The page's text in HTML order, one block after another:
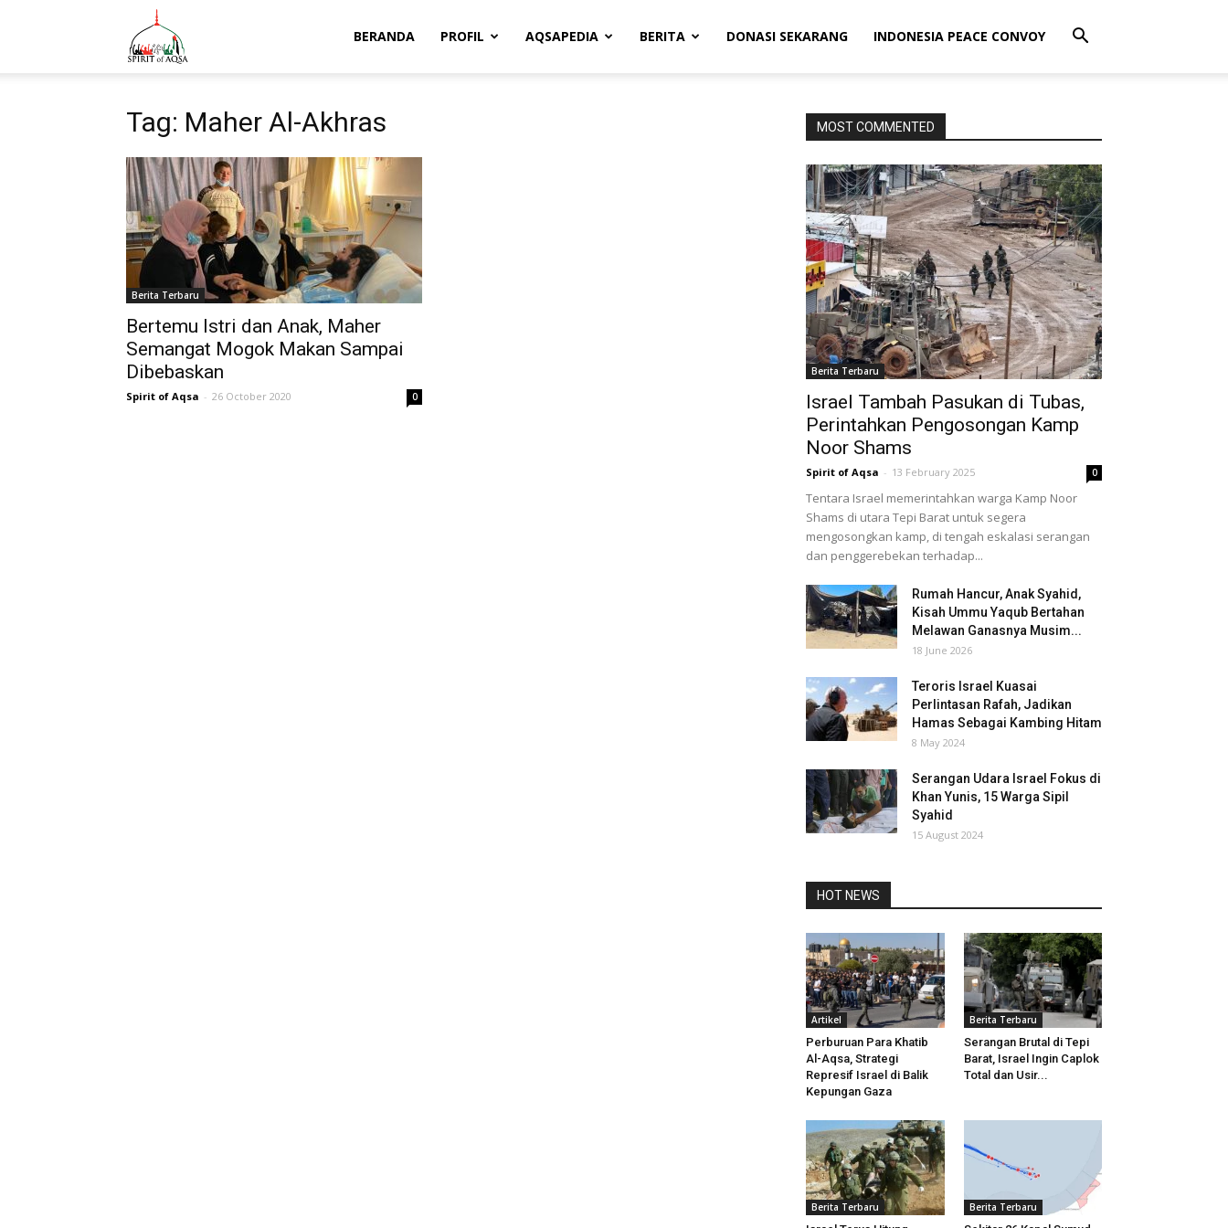
of
Aqsa
BERANDA PROFIL AQSAPEDIA BERITA DONASI SEKARANG INDONESIA PEACE CONVOY
Tag: Maher Al-Akhras
Berita Terbaru
Bertemu Istri dan Anak, Maher
Semangat Mogok Makan Sampai
Dibebaskan
Spirit of Aqsa - 26 October 2020 0
MOST COMMENTED
Berita Terbaru
Israel Tambah Pasukan di Tubas,
Perintahkan Pengosongan Kamp
Noor Shams
Spirit of Aqsa - 13 February 2025 0
Tentara Israel memerintahkan warga Kamp Noor
Shams di utara Tepi Barat untuk segera
mengosongkan kamp, di tengah eskalasi serangan
dan penggerebekan terhadap...
Rumah Hancur, Anak Syahid,
Kisah Ummu Yaqub Bertahan
Melawan Ganasnya Musim...
18 June 2026
Teroris Israel Kuasai
Perlintasan Rafah, Jadikan
Hamas Sebagai Kambing Hitam
8 May 2024
Serangan Udara Israel Fokus di
Khan Yunis, 15 Warga Sipil
Syahid
15 August 2024
HOT NEWS
Artikel
Perburuan Para Khatib
Al-Aqsa, Strategi
Represif Israel di Balik
Kepungan Gaza
Berita Terbaru
Serangan Brutal di Tepi
Barat, Israel Ingin Caplok
Total dan Usir...
Berita Terbaru Berita Terbaru